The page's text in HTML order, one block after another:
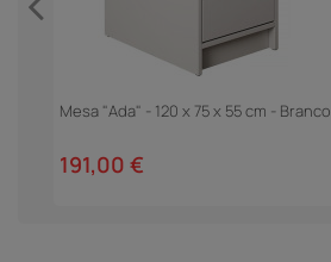
Mesa "Ada" - 120 x 75 x 55 cm - Branco
191,00 €